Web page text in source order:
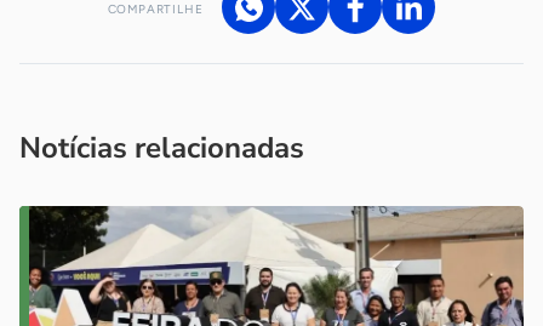
COMPARTILHE
Notícias relacionadas